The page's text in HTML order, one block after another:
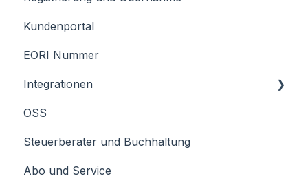
Kundenportal
EORI Nummer
Integrationen
JERA
Billbee
OSS
Steuerberater und Buchhaltung
Abo und Service